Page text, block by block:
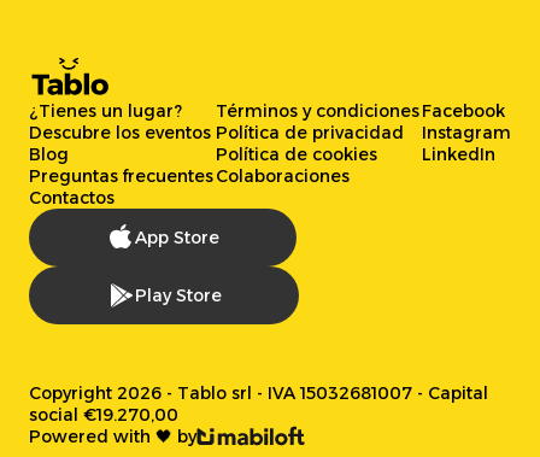
¿Tienes un lugar?
Descubre los eventos
Blog
Preguntas frecuentes
Contactos
Términos y condiciones
Política de privacidad
Política de cookies
Colaboraciones
Facebook
Instagram
LinkedIn
App Store
Play Store
Copyright 2026 - Tablo srl - IVA 15032681007 - Capital
social €19.270,00
Powered with 🖤 by